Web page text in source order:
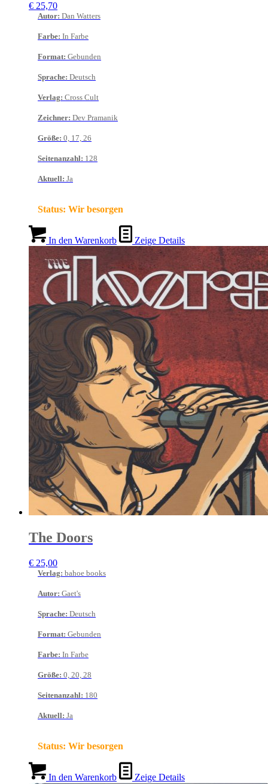
€ 25,70
Autor: Dan Watters
Farbe: In Farbe
Format: Gebunden
Sprache: Deutsch
Verlag: Cross Cult
Zeichner: Dev Pramanik
Größe: 0, 17, 26
Seitenanzahl: 128
Aktuell: Ja
Status: Wir besorgen
In den Warenkorb Zeige Details
The Doors
€ 25,00
Verlag: bahoe books
Autor: Gaet's
Sprache: Deutsch
Format: Gebunden
Farbe: In Farbe
Größe: 0, 20, 28
Seitenanzahl: 180
Aktuell: Ja
Status: Wir besorgen
In den Warenkorb Zeige Details